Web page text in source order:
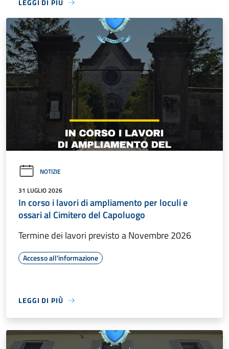
LEGGI DI PIÙ
NOTIZIE
31 LUGLIO 2026
In corso i lavori di ampliamento per loculi e
ossari al Cimitero del Capoluogo
Termine dei lavori previsto a Novembre 2026
Accesso all'informazione
LEGGI DI PIÙ